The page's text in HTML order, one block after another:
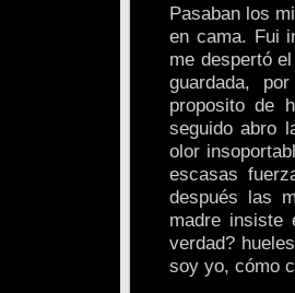
Pasaban los
en cama. Fui
me despertó
guardada,
proposito de
seguido abro
olor
escasas
después las
madre insiste
verdad?
soy yo, cómo